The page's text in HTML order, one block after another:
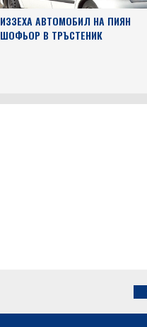
ИЗЗЕХА АВТОМОБИЛ НА ПИЯН
ШОФЬОР В ТРЪСТЕНИК